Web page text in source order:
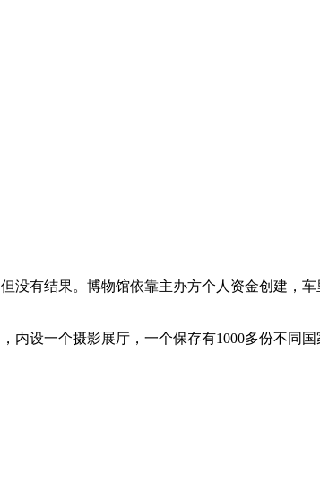
没有结果。博物馆依靠主办方个人资金创建，
设一个摄影展厅，一个保存有1000多份不同